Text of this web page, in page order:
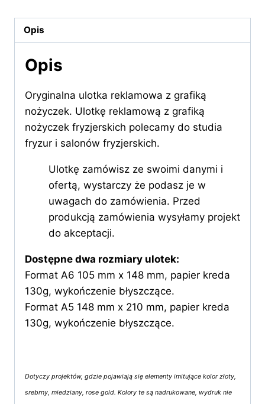
Opis
Opis
Oryginalna ulotka reklamowa z grafiką
nożyczek. Ulotkę reklamową z grafiką
nożyczek fryzjerskich polecamy do studia
fryzur i salonów fryzjerskich.
Ulotkę zamówisz ze swoimi danymi i
ofertą, wystarczy że podasz je w
uwagach do zamówienia. Przed
produkcją zamówienia wysyłamy projekt
do akceptacji.
Dostępne dwa rozmiary ulotek:
Format A6 105 mm x 148 mm, papier kreda
130g, wykończenie błyszczące.
Format A5 148 mm x 210 mm, papier kreda
130g, wykończenie błyszczące.
Dotyczy projektów, gdzie pojawiają się elementy imitujące kolor złoty,
srebrny, miedziany, rose gold. Kolory te są nadrukowane, wydruk nie